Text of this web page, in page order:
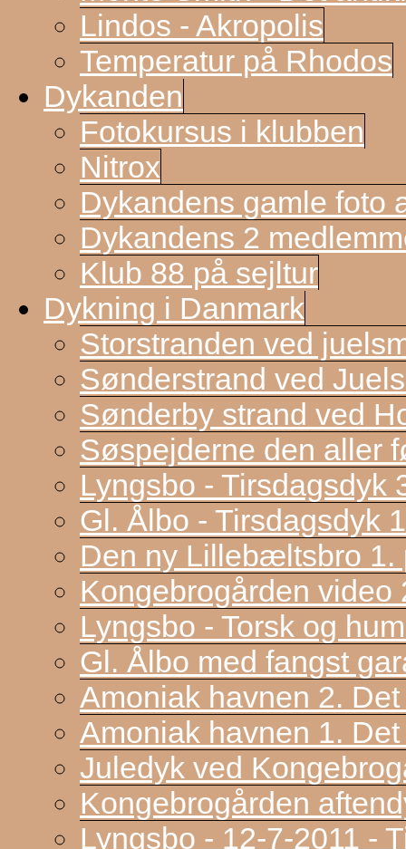
Lindos - Akropolis
Temperatur på Rhodos
Dykanden
Fotokursus i klubben
Nitrox
Dykandens gamle foto
Dykandens 2
Klub 88 på sejltur
Dykning i Danmark
Storstranden ved
Sønderstrand ved
Sønderby strand ved
Søspejderne den aller
Lyngsbo - Tirsdagsdyk
Gl. Ålbo - Tirsdagsdyk
Den ny Lillebæltsbro 1.
Kongebrogården video
Lyngsbo - Torsk og
Gl. Ålbo med fangst
Amoniak havnen 2.
Amoniak havnen 1.
Juledyk ved
Kongebrogården
Lyngsbo - 12-7-2011 -